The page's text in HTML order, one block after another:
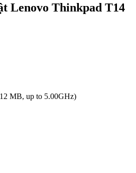
Lenovo Thinkpad T14
MB, up to 5.00GHz)